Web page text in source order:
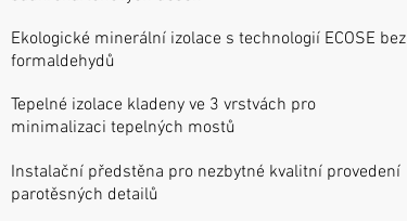
Ekologické minerální izolace s technologií ECOSE bez
formaldehydů
Tepelné izolace kladeny ve 3 vrstvách pro
minimalizaci tepelných mostů
Instalační předstěna pro nezbytné kvalitní provedení
parotěsných detailů